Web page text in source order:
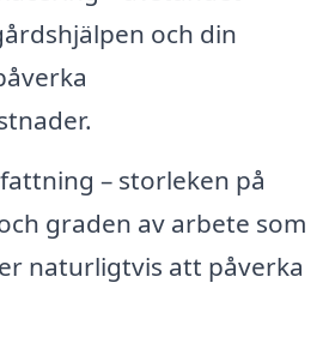
och din
– storleken på
graden av arbete som
naturligtvis att påverka